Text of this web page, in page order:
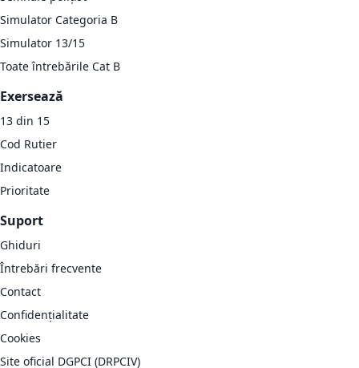
Simulator Categoria B
Simulator 13/15
Toate întrebările Cat B
Exersează
13 din 15
Cod Rutier
Indicatoare
Prioritate
Suport
Ghiduri
Întrebări frecvente
Contact
Confidențialitate
Cookies
Site oficial DGPCI (DRPCIV)